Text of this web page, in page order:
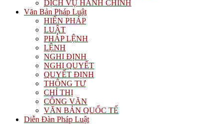
DỊCH VỤ HÀNH CHÍNH
Văn Bản Pháp Luật
HIẾN PHÁP
LUẬT
PHÁP LỆNH
LỆNH
NGHỊ ĐỊNH
NGHỊ QUYẾT
QUYẾT ĐỊNH
THÔNG TƯ
CHỈ THỊ
CÔNG VĂN
VĂN BẢN QUỐC TẾ
Diễn Đàn Pháp Luật